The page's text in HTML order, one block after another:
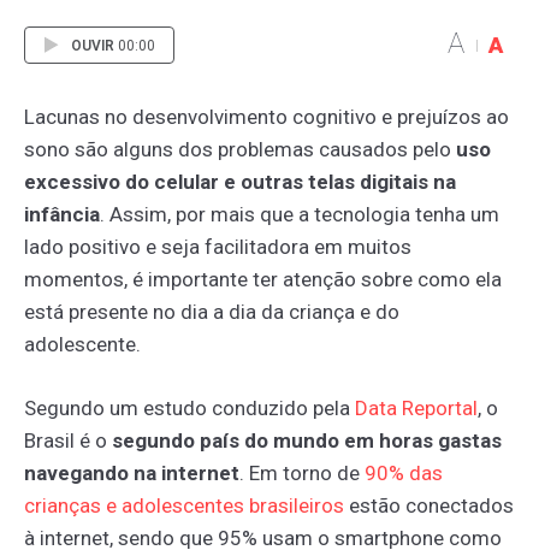
OUVIR 00:00 A A
Lacunas no desenvolvimento cognitivo e prejuízos ao
sono são alguns dos problemas causados pelo uso
excessivo do celular e outras telas digitais na
infância. Assim, por mais que a tecnologia tenha um
lado positivo e seja facilitadora em muitos
momentos, é importante ter atenção sobre como ela
está presente no dia a dia da criança e do
adolescente.
Segundo um estudo conduzido pela Data Reportal, o
Brasil é o segundo país do mundo em horas gastas
navegando na internet. Em torno de 90% das
crianças e adolescentes brasileiros estão conectados
à internet, sendo que 95% usam o smartphone como